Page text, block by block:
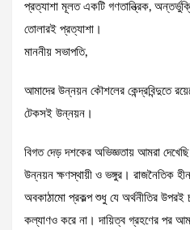
প্রত্যাশা মূলত একটি গণতান্ত্রিক,
তোলারই প্রত্যাশা।
মাননীয় সভাপতি,
আমাদের উন্নয়ন কৌশলের কেন্দ্রবিন্দুতে
টেকসই উন্নয়ন।
বিগত দেড় দশকের অভিজ্ঞতায় আমরা
উন্নয়ন ক্ষণস্থায়ী ও ভঙ্গুর। রাজনৈতিক
অবকাঠামো প্রকল্প শুধু যে অর্থনীতির
কল্যাণও করে না। দায়িত্ব গ্রহণের পর